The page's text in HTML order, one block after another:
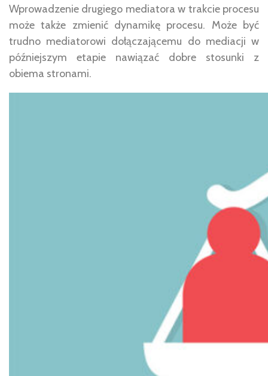
Wprowadzenie drugiego mediatora w trakcie procesu
może także zmienić dynamikę procesu. Może być
trudno mediatorowi dołączającemu do mediacji w
późniejszym etapie nawiązać dobre stosunki z
obiema stronami.